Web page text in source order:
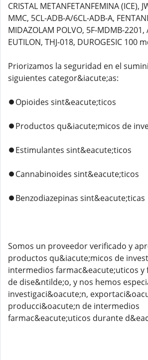
CRISTAL METANFETANFEMINA (ICE),
MMC, 5CL-ADB-A/6CL-ADB-A,
MIDAZOLAM POLVO, 5F-MDMB-2201,
EUTILON, THJ-018, DUROGESIC 100
Priorizamos la seguridad en el
siguientes categor&iacute;as:
⏺️Opioides sint&eacute;ticos
⏺️Productos qu&iacute;micos de
⏺️Estimulantes sint&eacute;ticos
⏺️Cannabinoides sint&eacute;ticos
⏺️Benzodiazepinas sint&eacute;ticas
Somos un proveedor verificado y
productos qu&iacute;micos de
intermedios farmac&eacute;uticos y
de dise&ntilde;o, y nos hemos
investigaci&oacute;n,
producci&oacute;n de intermedios
farmac&eacute;uticos durante